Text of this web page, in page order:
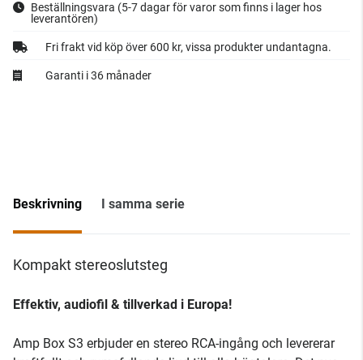
Beställningsvara (5-7 dagar för varor som finns i lager hos
leverantören)
Fri frakt vid köp över 600 kr, vissa produkter undantagna.
Garanti i 36 månader
Beskrivning I samma serie
Kompakt stereoslutsteg
Effektiv, audiofil & tillverkad i Europa!
Amp Box S3 erbjuder en stereo RCA-ingång och levererar